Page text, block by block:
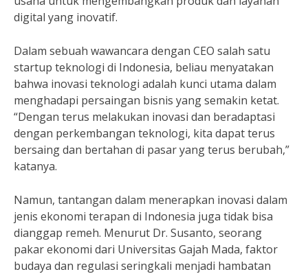
digital yang inovatif.
Dalam sebuah wawancara dengan CEO salah satu
startup teknologi di Indonesia, beliau menyatakan
bahwa inovasi teknologi adalah kunci utama dalam
menghadapi persaingan bisnis yang semakin ketat.
“Dengan terus melakukan inovasi dan beradaptasi
dengan perkembangan teknologi, kita dapat terus
bersaing dan bertahan di pasar yang terus berubah,”
katanya.
Namun, tantangan dalam menerapkan inovasi dalam
jenis ekonomi terapan di Indonesia juga tidak bisa
dianggap remeh. Menurut Dr. Susanto, seorang
pakar ekonomi dari Universitas Gajah Mada, faktor
budaya dan regulasi seringkali menjadi hambatan